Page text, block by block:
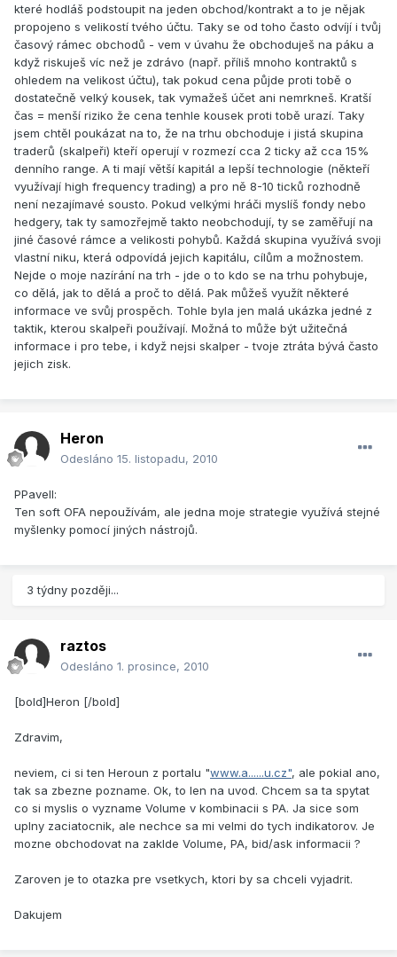
které hodláš podstoupit na jeden obchod/kontrakt a to je nějak
propojeno s velikostí tvého účtu. Taky se od toho často odvíjí i tvůj
časový rámec obchodů - vem v úvahu že obchoduješ na páku a
když riskuješ víc než je zdrávo (např. příliš mnoho kontraktů s
ohledem na velikost účtu), tak pokud cena půjde proti tobě o
dostatečně velký kousek, tak vymažeš účet ani nemrkneš. Kratší
čas = menší riziko že cena tenhle kousek proti tobě urazí. Taky
jsem chtěl poukázat na to, že na trhu obchoduje i jistá skupina
traderů (skalpeři) kteří operují v rozmezí cca 2 ticky až cca 15%
denního range. A ti mají větší kapitál a lepší technologie (někteří
využívají high frequency trading) a pro ně 8-10 ticků rozhodně
není nezajímavé sousto. Pokud velkými hráči myslíš fondy nebo
hedgery, tak ty samozřejmě takto neobchodují, ty se zaměřují na
jiné časové rámce a velikosti pohybů. Každá skupina využívá svoji
vlastní niku, která odpovídá jejich kapitálu, cílům a možnostem.
Nejde o moje nazírání na trh - jde o to kdo se na trhu pohybuje,
co dělá, jak to dělá a proč to dělá. Pak můžeš využít některé
informace ve svůj prospěch. Tohle byla jen malá ukázka jedné z
taktik, kterou skalpeři používají. Možná to může být užitečná
informace i pro tebe, i když nejsi skalper - tvoje ztráta bývá často
jejich zisk.
Heron
Odesláno 15. listopadu, 2010
PPavell:
Ten soft OFA nepoužívám, ale jedna moje strategie využívá stejné
myšlenky pomocí jiných nástrojů.
3 týdny později...
raztos
Odesláno 1. prosince, 2010
[bold]Heron [/bold]
Zdravim,
neviem, ci si ten Heroun z portalu "www.a......u.cz", ale pokial ano,
tak sa zbezne pozname. Ok, to len na uvod. Chcem sa ta spytat
co si myslis o vyzname Volume v kombinacii s PA. Ja sice som
uplny zaciatocnik, ale nechce sa mi velmi do tych indikatorov. Je
mozne obchodovat na zaklde Volume, PA, bid/ask informacii ?
Zaroven je to otazka pre vsetkych, ktori by sa chceli vyjadrit.
Dakujem